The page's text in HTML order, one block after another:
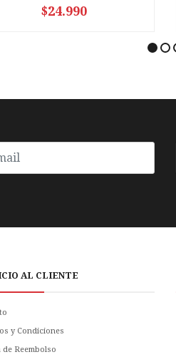
VER OPCIONES
$24.990
AL CLIENTE
y Condiciones
de Reembolso